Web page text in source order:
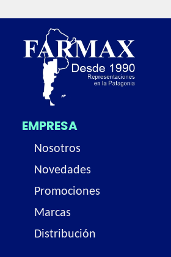
EMPRESA
Nosotros
Novedades
Promociones
Marcas
Distribución